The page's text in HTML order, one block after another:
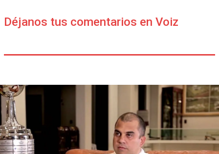
Déjanos tus comentarios en Voiz